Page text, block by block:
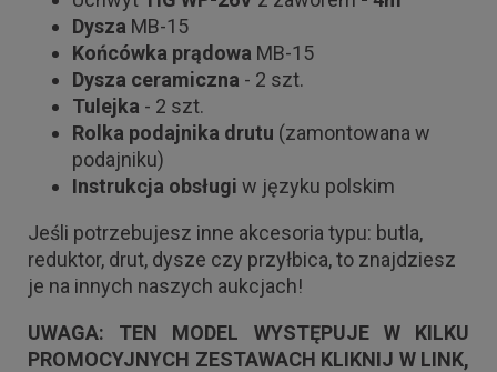
Dysza MB-15
Końcówka prądowa MB-15
Dysza ceramiczna - 2 szt.
Tulejka - 2 szt.
Rolka podajnika drutu (zamontowana w
podajniku)
Instrukcja obsługi w języku polskim
Jeśli potrzebujesz inne akcesoria typu: butla,
reduktor, drut, dysze czy przyłbica, to znajdziesz
je na innych naszych aukcjach!
UWAGA: TEN MODEL WYSTĘPUJE W KILKU
PROMOCYJNYCH ZESTAWACH KLIKNIJ W LINK,